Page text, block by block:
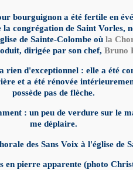
bourguignon a été fertile en
la congrégation de Saint Vorles,
de Sainte-Colombe où la
dirigée par son chef, Bruno
rien d'exceptionnel : elle a été
et a été rénovée
possède pas de flèche.
: un peu de verdure sur le
me déplaire.
en pierre apparente (photo